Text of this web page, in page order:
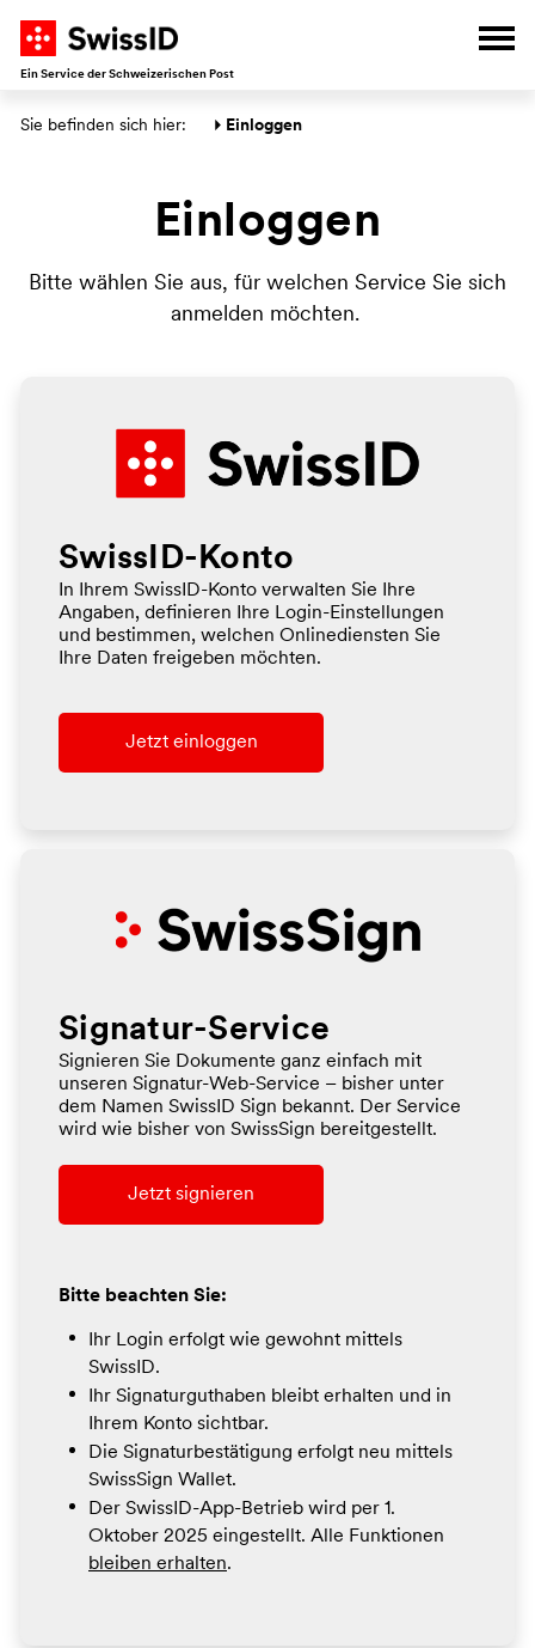
Ein Service der Schweizerischen Post
Hauptbereich
Sie befinden sich hier: Einloggen
Einloggen
Bitte wählen Sie aus, für welchen Service Sie sich
anmelden möchten.
SwissID-Konto
In Ihrem SwissID-Konto verwalten Sie Ihre
Angaben, definieren Ihre Login-Einstellungen
und bestimmen, welchen Onlinediensten Sie
Ihre Daten freigeben möchten.
Jetzt einloggen
Signatur-Service
Signieren Sie Dokumente ganz einfach mit
unseren Signatur-Web-Service – bisher unter
dem Namen SwissID Sign bekannt. Der Service
wird wie bisher von SwissSign bereitgestellt.
Jetzt signieren
Bitte beachten Sie:
Ihr Login erfolgt wie gewohnt mittels
SwissID.
Ihr Signaturguthaben bleibt erhalten und in
Ihrem Konto sichtbar.
Die Signaturbestätigung erfolgt neu mittels
SwissSign Wallet.
Der SwissID-App-Betrieb wird per 1.
Oktober 2025 eingestellt. Alle Funktionen
bleiben erhalten.